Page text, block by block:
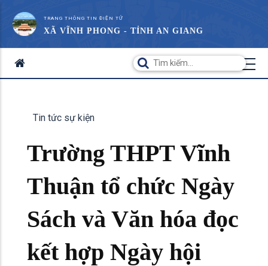
TRANG THÔNG TIN ĐIỆN TỬ
XÃ VĨNH PHONG - TỈNH AN GIANG
Tin tức sự kiện
Trường THPT Vĩnh
Thuận tổ chức Ngày
Sách và Văn hóa đọc
kết hợp Ngày hội